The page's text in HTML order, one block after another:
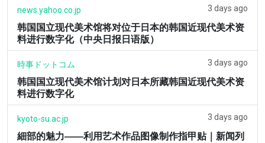
news.yahoo.co.jp 3 days ago
韩国国立现代美术馆将对位于日本的韩国近现代美术资
料进行数字化（中央日报日语版）
時事ドットコム 3 days ago
韩国国立现代美术馆计划对日本所藏韩国近现代美术资
料进行数字化
kyoto-su.ac.jp 3 days ago
細部的魅力――利用艺术作品图像制作指甲贴｜新闻列